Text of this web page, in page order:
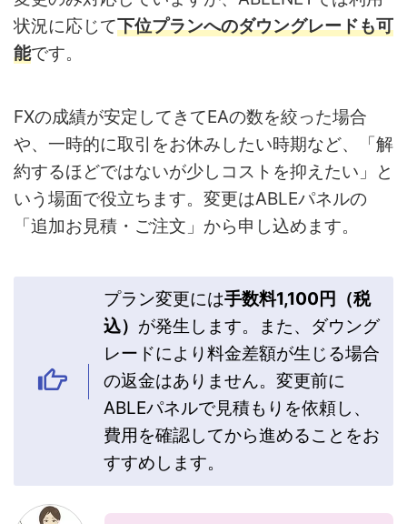
状況に応じて下位プランへのダウングレードも可
能です。
FXの成績が安定してきてEAの数を絞った場合
や、一時的に取引をお休みしたい時期など、「解
約するほどではないが少しコストを抑えたい」と
いう場面で役立ちます。変更はABLEパネルの
「追加お見積・ご注文」から申し込めます。
プラン変更には手数料1,100円（税
込） が発生します。また、ダウング
レードにより料金差額が生じる場合
の返金はありません。変更前に
ABLEパネルで見積もりを依頼し、
費用を確認してから進めることをお
すすめします。